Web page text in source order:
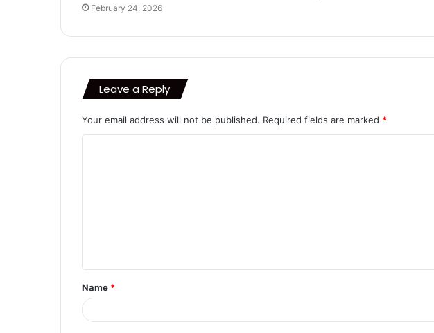
February 24, 2026
Leave a Reply
Your email address will not be published. Required fields are marked *
t
*
Name *